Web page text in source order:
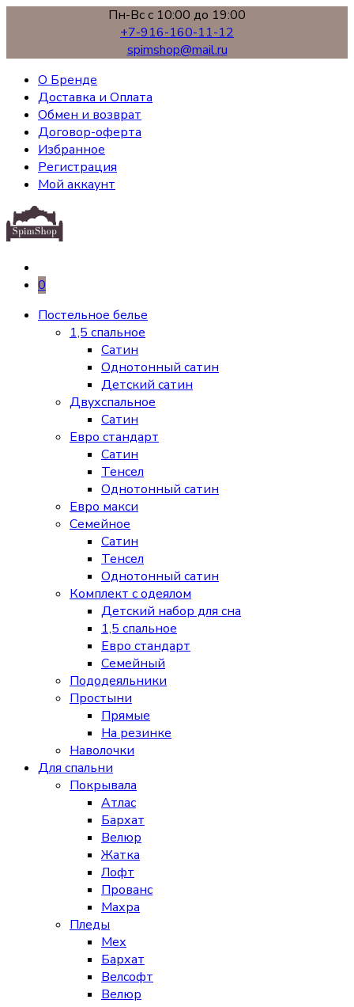
Пн-Вс с 10:00 до 19:00
+7-916-160-11-12
spimshop@mail.ru
О Бренде
Доставка и Оплата
Обмен и возврат
Договор-оферта
Избранное
Регистрация
Мой аккаунт
0
Постельное белье
1,5 спальное
Сатин
Однотонный сатин
Детский сатин
Двухспальное
Сатин
Евро стандарт
Сатин
Тенсел
Однотонный сатин
Евро макси
Семейное
Сатин
Тенсел
Однотонный сатин
Комплект с одеялом
Детский набор для сна
1,5 спальное
Евро стандарт
Семейный
Пододеяльники
Простыни
Прямые
На резинке
Наволочки
Для спальни
Покрывала
Атлас
Бархат
Велюр
Жатка
Лофт
Прованс
Махра
Пледы
Мех
Бархат
Велсофт
Велюр